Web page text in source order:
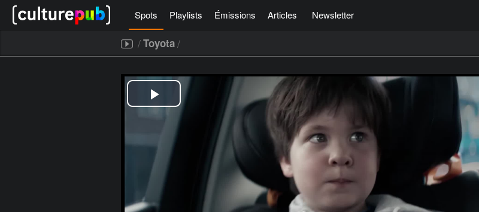
Spots Playlists Émissions Articles Newsletter
/Toyota/